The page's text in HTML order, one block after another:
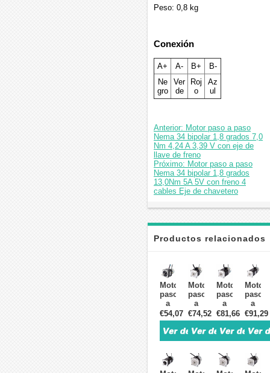
Peso: 0,8 kg
Conexión
A+ A- B+
B-
Ne
gro
Ver
de
Roj
o
Az
ul
Anterior: Motor paso a paso
Nema 34 bipolar 1,8 grados 7,0
Nm 4,24 A 3,39 V con eje de
llave de freno
Próximo: Motor paso a paso
Nema 34 bipolar 1,8 grados
13,0Nm 5A 5V con freno 4
cables Eje de chavetero
Productos relacionados
Motor
paso
a
paso
Nema
17
bipolar
grados
0,65
€54,07
Motor
paso
a
paso
Nema
23
bipolar
grados
1,26
€74,52
Motor
paso
a
paso
Nema
23
bipolar
grados
1,9Nm
€81,66
Motor
paso
a
paso
Nema
23
grados
3,0Nm
€91,29